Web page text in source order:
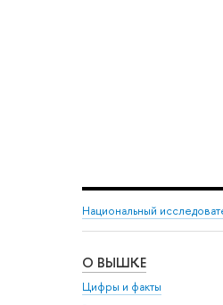
Национальный
О ВЫШКЕ
Цифры и факты